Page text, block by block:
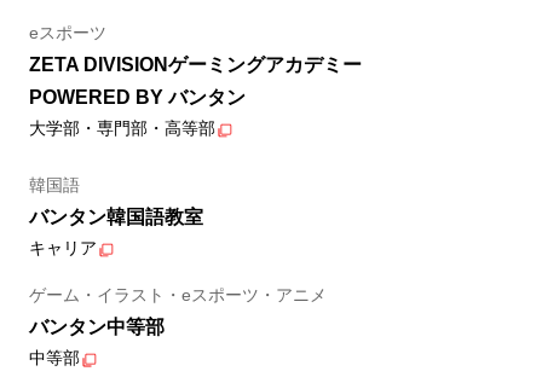
eスポーツ
ZETA DIVISIONゲーミングアカデミー
POWERED BY バンタン
大学部・専門部・高等部
韓国語
バンタン韓国語教室
キャリア
ゲーム・イラスト・eスポーツ・アニメ
バンタン中等部
中等部